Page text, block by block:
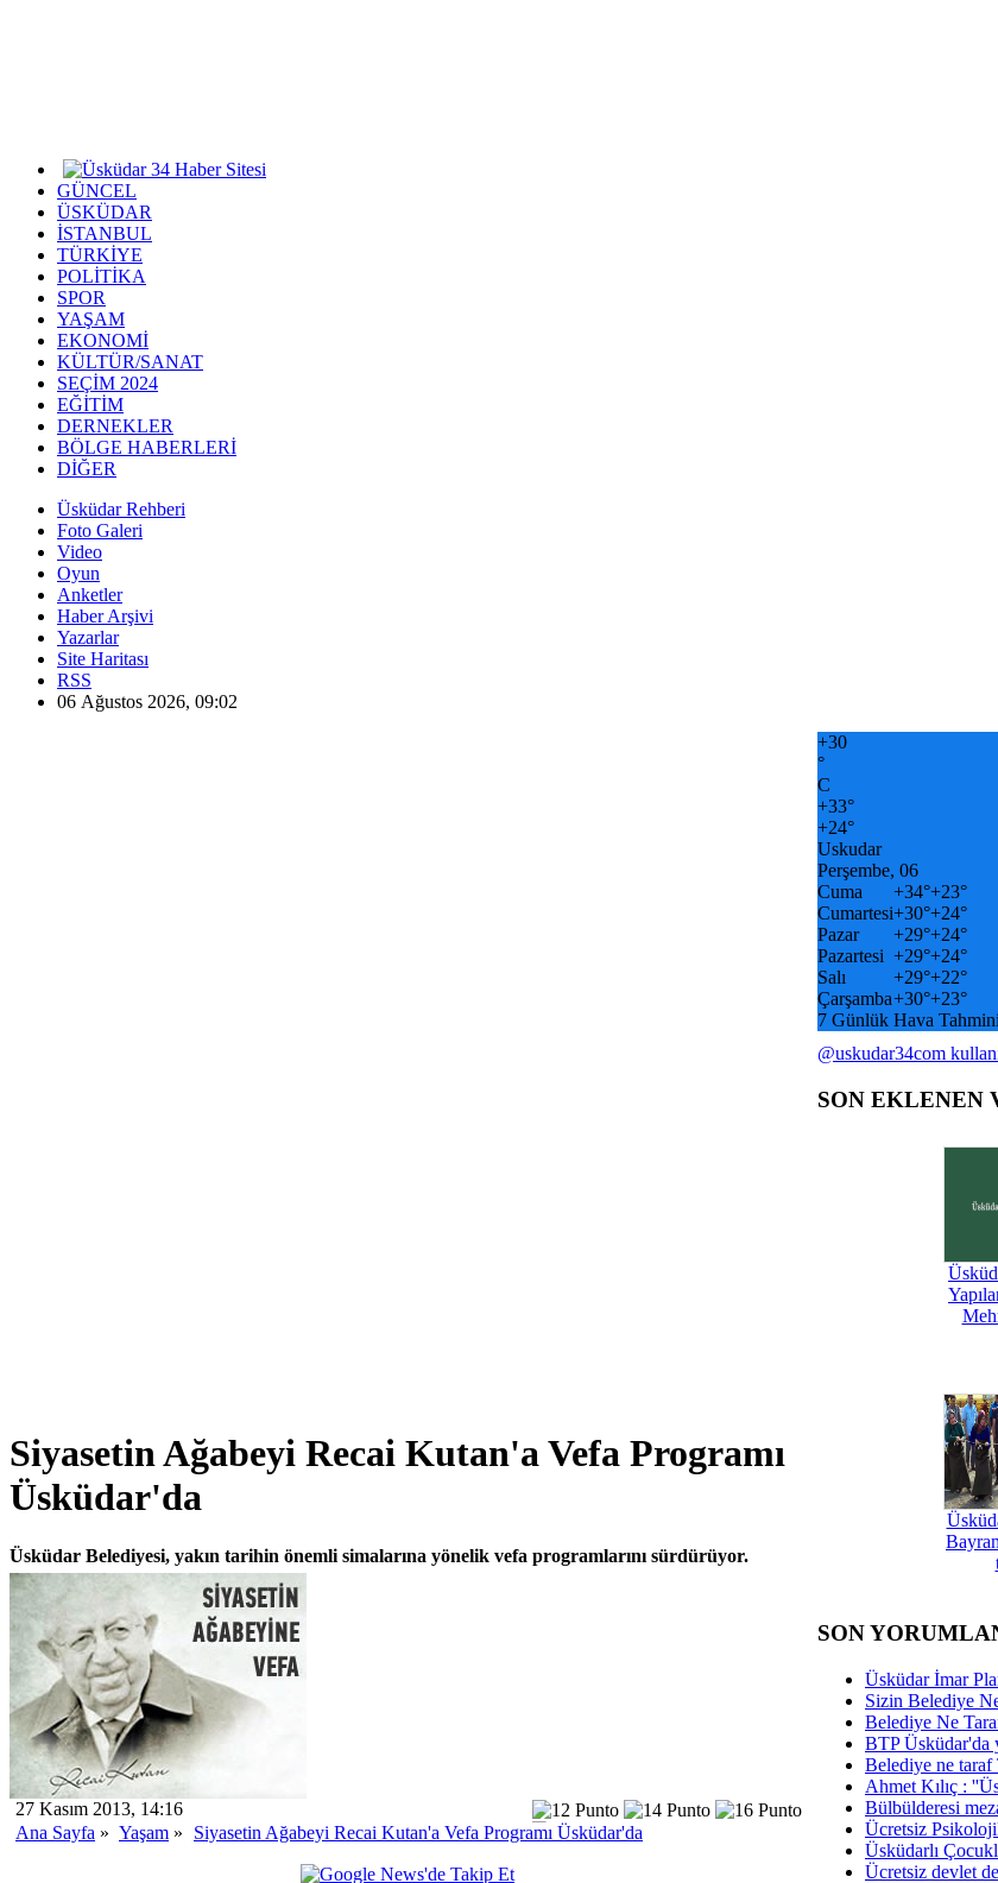
GÜNCEL
ÜSKÜDAR
İSTANBUL
TÜRKİYE
POLİTİKA
SPOR
YAŞAM
EKONOMİ
KÜLTÜR/SANAT
SEÇİM 2024
EĞİTİM
DERNEKLER
BÖLGE HABERLERİ
DİĞER
Üsküdar Rehberi
Foto Galeri
Video
Oyun
Anketler
Haber Arşivi
Yazarlar
Site Haritası
RSS
06 Ağustos 2026, 09:02
Siyasetin Ağabeyi Recai Kutan'a Vefa Programı
Üsküdar'da
Üsküdar Belediyesi, yakın tarihin önemli simalarına yönelik vefa programlarını sürdürüyor.
27 Kasım 2013, 14:16
Ana Sayfa » Yaşam » Siyasetin Ağabeyi Recai Kutan'a Vefa Programı Üsküdar'da
+30
°
C
+33°
+24°
Uskudar
Perşembe, 06
Cuma
+34°+23°
Cumartesi+30°+24°
Pazar
+29°+24°
Pazartesi +29°+24°
Salı
+29°+22°
Çarşamba+30°+23°
7 Günlük Hava Tahmini
@uskudar34com
SON EKLENEN
SON
Üsküdar İmar
Sizin Belediye
Belediye Ne
BTP Üsküdar'da
Belediye ne
Ahmet Kılıç :
Bülbülderesi
Ücretsiz
Üsküdarlı
Ücretsiz devlet